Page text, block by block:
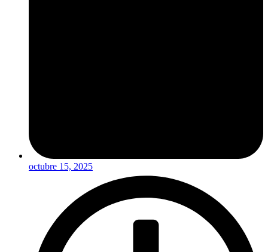
octubre 15, 2025